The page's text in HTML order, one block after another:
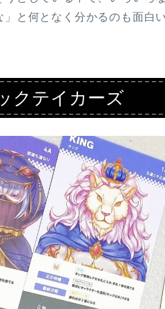
」と何となく分かるのも面白
クテイカーズ